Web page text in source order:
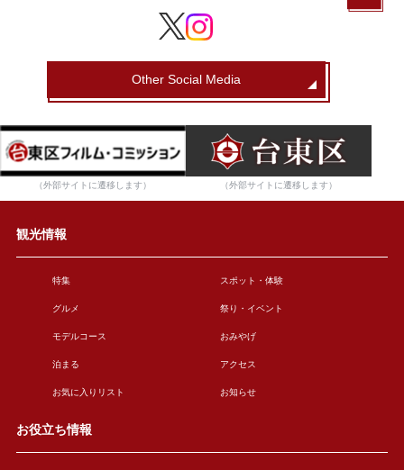
Other Social Media
（外部サイトに遷移します） （外部サイトに遷移します）
観光情報
特集 スポット・体験
グルメ 祭り・イベント
モデルコース おみやげ
泊まる アクセス
お気に入りリスト お知らせ
お役立ち情報